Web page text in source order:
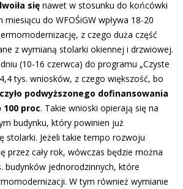
się nawet w stosunku do końcówki
do WFOŚiGW wpływa 18-20
z czego duża część
z wymianą stolarki okiennej i drzwiowej.
(10-16 czerwca) do programu „Czyste
4,4 tys. wniosków, z czego większość, bo
podwyższonego dofinansowania
proc. Takie wnioski opierają się na
budynku, który powinien już
stolarki. Jeżeli takie tempo rozwoju
przez cały rok, wówczas będzie można
budynków jednorodzinnych, które
W tym również wymianie